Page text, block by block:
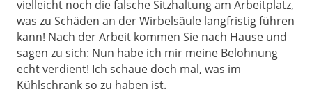
vielleicht noch die falsche Sitzhaltung am Arbeitplatz,
was zu Schäden an der Wirbelsäule langfristig führen
kann! Nach der Arbeit kommen Sie nach Hause und
sagen zu sich: Nun habe ich mir meine Belohnung
echt verdient! Ich schaue doch mal, was im
Kühlschrank so zu haben ist.